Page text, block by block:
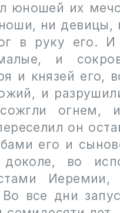
юношей их
ни девицы,
в руку его.
и
и князей его,
и
огнем,
он
его и
доколе, во
Иеремии,
все дни